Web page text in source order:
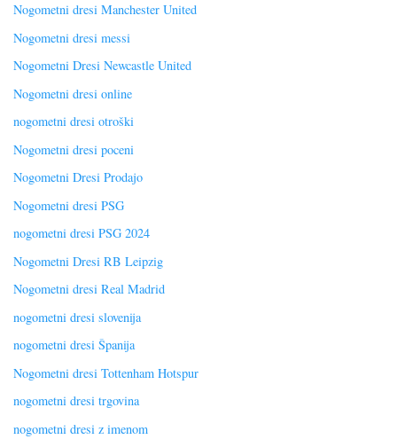
Nogometni dresi Manchester United
Nogometni dresi messi
Nogometni Dresi Newcastle United
Nogometni dresi online
nogometni dresi otroški
Nogometni dresi poceni
Nogometni Dresi Prodajo
Nogometni dresi PSG
nogometni dresi PSG 2024
Nogometni Dresi RB Leipzig
Nogometni dresi Real Madrid
nogometni dresi slovenija
nogometni dresi Španija
Nogometni dresi Tottenham Hotspur
nogometni dresi trgovina
nogometni dresi z imenom